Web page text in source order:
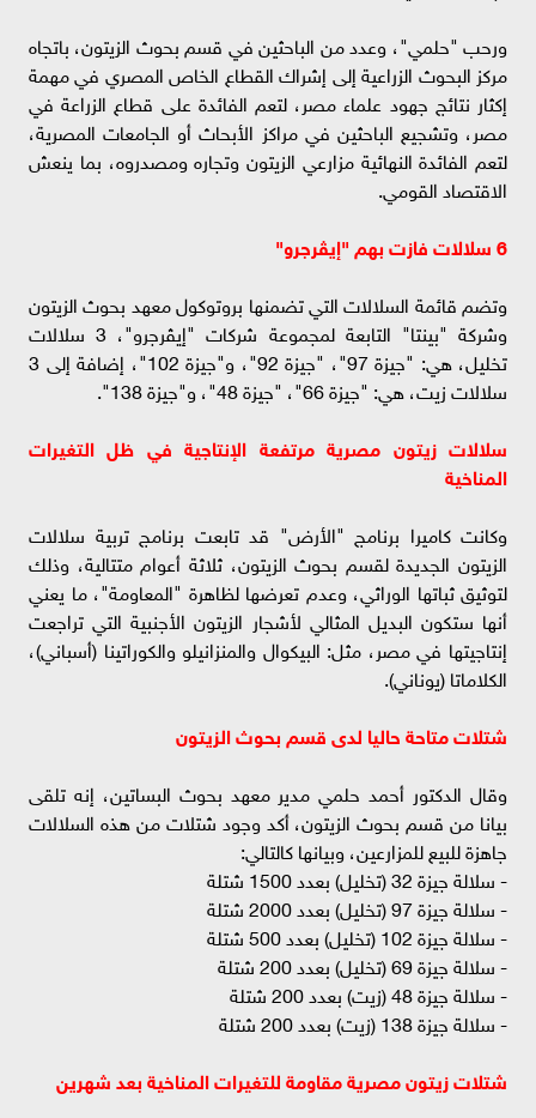
ورحب "حلمي"، وعدد من الباحثين في قسم بحوث الزيتون، باتجاه
مركز البحوث الزراعية إلى إشراك القطاع الخاص المصري في مهمة
إكثار نتائج جهود علماء مصر، لتعم الفائدة على قطاع الزراعة في
مصر، وتشجيع الباحثين في مراكز الأبحاث أو الجامعات المصرية،
لتعم الفائدة النهائية مزارعي الزيتون وتجاره ومصدروه، بما ينعش
الاقتصاد القومي.
6 سلالات فازت بهم "إيڤرجرو"
وتضم قائمة السلالات التي تضمنها بروتوكول معهد بحوث الزيتون
وشركة "بينتا" التابعة لمجموعة شركات "إيڤرجرو"، 3 سلالات
تخليل، هي: "جيزة 97"، "جيزة 92"، و"جيزة 102"، إضافة إلى 3
سلالات زيت، هي: "جيزة 66"، "جيزة 48"، و"جيزة 138".
سلالات زيتون مصرية مرتفعة الإنتاجية في ظل التغيرات
المناخية
وكانت كاميرا برنامج "الأرض" قد تابعت برنامج تربية سلالات
الزيتون الجديدة لقسم بحوث الزيتون، ثلاثة أعوام متتالية، وذلك
لتوثيق ثباتها الوراثي، وعدم تعرضها لظاهرة "المعاومة"، ما يعني
أنها ستكون البديل المثالي لأشجار الزيتون الأجنبية التي تراجعت
إنتاجيتها في مصر، مثل: البيكوال والمنزانيلو والكوراتينا (أسباني)،
الكلاماتا (يوناني).
شتلات متاحة حاليا لدى قسم بحوث الزيتون
وقال الدكتور أحمد حلمي مدير معهد بحوث البساتين، إنه تلقى
بيانا من قسم بحوث الزيتون، أكد وجود شتلات من هذه السلالات
جاهزة للبيع للمزارعين، وبيانها كالتالي:
- سلالة جيزة 32 (تخليل) بعدد 1500 شتلة
- سلالة جيزة 97 (تخليل) بعدد 2000 شتلة
- سلالة جيزة 102 (تخليل) بعدد 500 شتلة
- سلالة جيزة 69 (تخليل) بعدد 200 شتلة
- سلالة جيزة 48 (زيت) بعدد 200 شتلة
- سلالة جيزة 138 (زيت) بعدد 200 شتلة
شتلات زيتون مصرية مقاومة للتغيرات المناخية بعد شهرين